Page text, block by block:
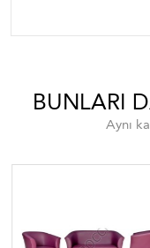
BUNLARI
Aynı